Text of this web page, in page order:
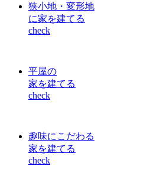
狭小地・変形地
に家を建てる
check
平屋の
家を建てる
check
趣味にこだわる
家を建てる
check